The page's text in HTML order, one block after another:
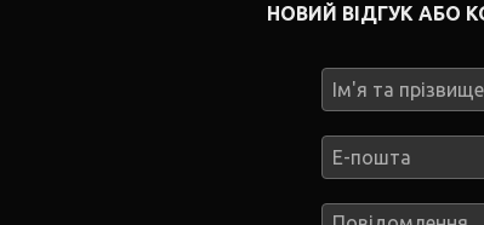
НОВИЙ ВІДГУК АБО